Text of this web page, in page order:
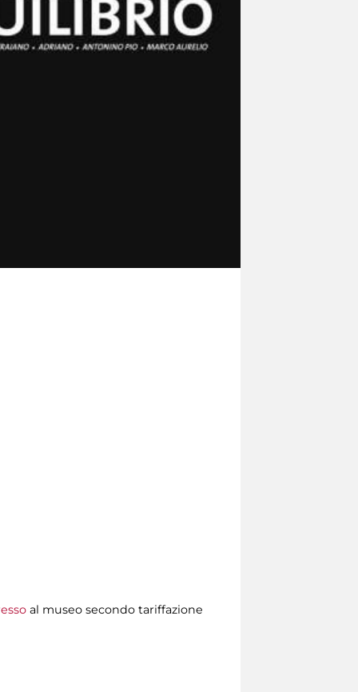
al museo secondo tariffazione